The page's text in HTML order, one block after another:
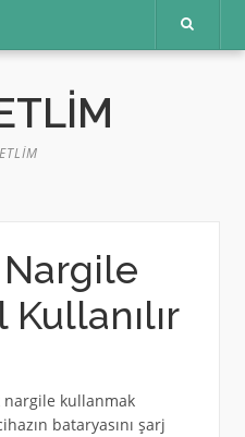
Kullanılır
kullanmak
bataryasını şarj